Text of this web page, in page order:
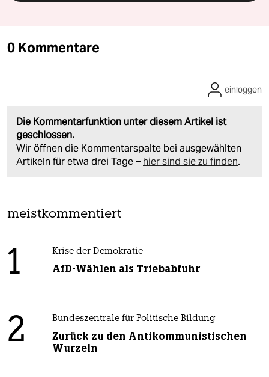
0 Kommentare
Die Kommentarfunktion unter diesem Artikel ist
geschlossen.
Wir öffnen die Kommentarspalte bei ausgewählten
Artikeln für etwa drei Tage – hier sind sie zu finden.
einloggen
meistkommentiert
1 Krise der Demokratie
AfD-Wählen als Triebabfuhr
2 Bundeszentrale für Politische Bildung
Zurück zu den Antikommunistischen
Wurzeln